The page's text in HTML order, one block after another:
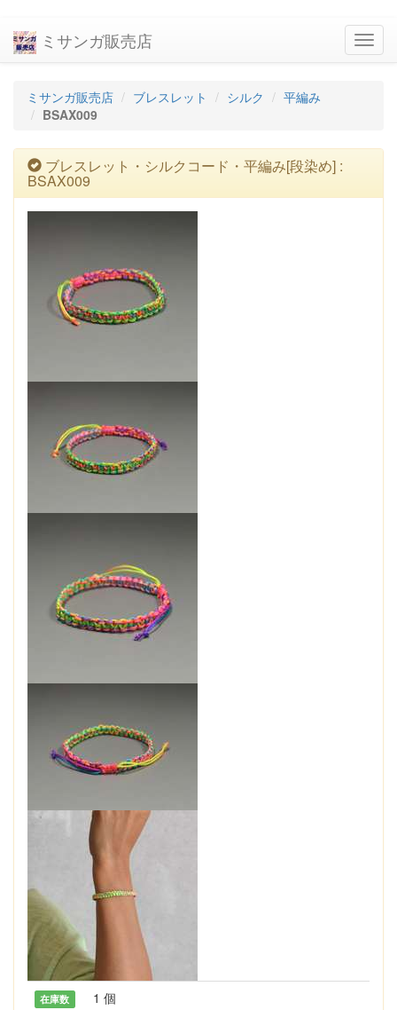
ミサンガ販売店
ミサンガ販売店 ブレスレット シルク
平編み
BSAX009
ブレスレット・シルクコード・平編み[段染め] :
BSAX009
在庫数 1 個